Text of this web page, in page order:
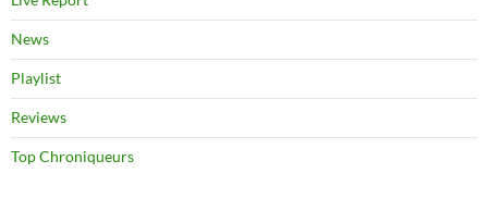
News
Playlist
Reviews
Top Chroniqueurs